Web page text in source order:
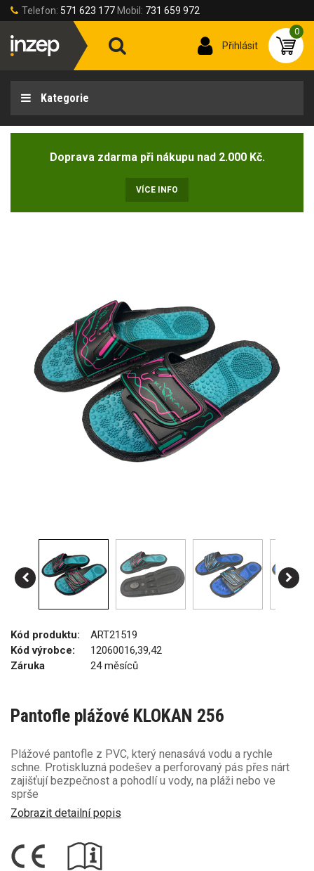
Telefon: 571 623 177 Mobil: 731 659 972
Přihlásit
0
Kategorie
Doprava zdarma při nákupu nad 2.000 Kč.
VÍCE INFO
Kód produktu:
ART21519
Kód výrobce:
12060016,39,42
Záruka
24 měsíců
Pantofle plážové KLOKAN 256
Plážové pantofle z PVC, který nenasává vodu a rychle
schne. Protiskluzná podešev a perforovaný pás přes nárt
zajišťují bezpečnost a pohodlí u vody, na pláži nebo ve
sprše
Zobrazit detailní popis